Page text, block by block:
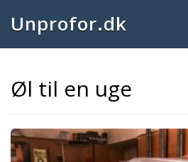
Unprofor.dk
Øl til en uge
Previous